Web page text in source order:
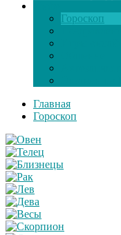
Гороскоп
Главная
Гороскоп